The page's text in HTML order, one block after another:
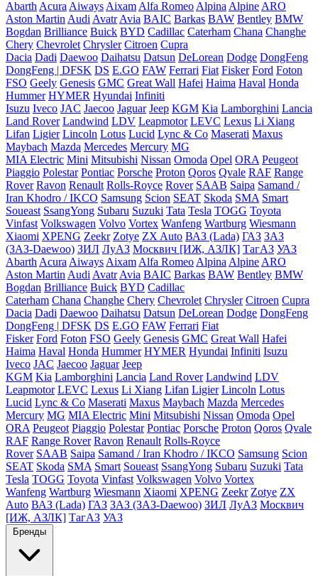
Abarth Acura Aiways Aixam Alfa Romeo Alpina Alpine ARO
Aston Martin Audi Avatr Avia BAIC Barkas BAW Bentley BMW
Bogdan Brilliance Buick BYD Cadillac Caterham Chana Changhe
Chery Chevrolet Chrysler Citroen Cupra
Dacia Dadi Daewoo Daihatsu Datsun DeLorean Dodge DongFeng
DongFeng | DFSK DS E.GO FAW Ferrari Fiat Fisker Ford Foton
FSO Geely Genesis GMC Great Wall Hafei Haima Haval Honda
Hummer HYMER Hyundai Infiniti
Isuzu Iveco JAC Jaecoo Jaguar Jeep KGM Kia Lamborghini Lancia
Land Rover Landwind LDV Leapmotor LEVC Lexus Li Xiang
Lifan Ligier Lincoln Lotus Lucid Lync & Co Maserati Maxus
Maybach Mazda Mercedes Mercury MG
MIA Electric Mini Mitsubishi Nissan Omoda Opel ORA Peugeot
Piaggio Polestar Pontiac Porsche Proton Qoros Qvale RAF Range
Rover Ravon Renault Rolls-Royce Rover SAAB Saipa Samand /
Iran Khodro / IKCO Samsung Scion SEAT Skoda SMA Smart
Soueast SsangYong Subaru Suzuki Tata Tesla TOGG Toyota
Vinfast Volkswagen Volvo Vortex Wanfeng Wartburg Wiesmann
Xiaomi XPENG Zeekr Zotye ZX Auto ВАЗ (Lada) ГАЗ ЗАЗ
(ЗАЗ-Daewoo) ЗИЛ ЛуАЗ Москвич [ИЖ, АЗЛК] ТагАЗ УАЗ
Abarth Acura Aiways Aixam Alfa Romeo Alpina Alpine ARO
Aston Martin Audi Avatr Avia BAIC Barkas BAW Bentley BMW
Bogdan Brilliance Buick BYD Cadillac
Caterham Chana Changhe Chery Chevrolet Chrysler Citroen Cupra
Dacia Dadi Daewoo Daihatsu Datsun DeLorean Dodge DongFeng
DongFeng | DFSK DS E.GO FAW Ferrari Fiat
Fisker Ford Foton FSO Geely Genesis GMC Great Wall Hafei
Haima Haval Honda Hummer HYMER Hyundai Infiniti Isuzu
Iveco JAC Jaecoo Jaguar Jeep
KGM Kia Lamborghini Lancia Land Rover Landwind LDV
Leapmotor LEVC Lexus Li Xiang Lifan Ligier Lincoln Lotus
Lucid Lync & Co Maserati Maxus Maybach Mazda Mercedes
Mercury MG MIA Electric Mini Mitsubishi Nissan Omoda Opel
ORA Peugeot Piaggio Polestar Pontiac Porsche Proton Qoros Qvale
RAF Range Rover Ravon Renault Rolls-Royce
Rover SAAB Saipa Samand / Iran Khodro / IKCO Samsung Scion
SEAT Skoda SMA Smart Soueast SsangYong Subaru Suzuki Tata
Tesla TOGG Toyota Vinfast Volkswagen Volvo Vortex
Wanfeng Wartburg Wiesmann Xiaomi XPENG Zeekr Zotye ZX
Auto ВАЗ (Lada) ГАЗ ЗАЗ (ЗАЗ-Daewoo) ЗИЛ ЛуАЗ Москвич
[ИЖ, АЗЛК] ТагАЗ УАЗ
Бренды